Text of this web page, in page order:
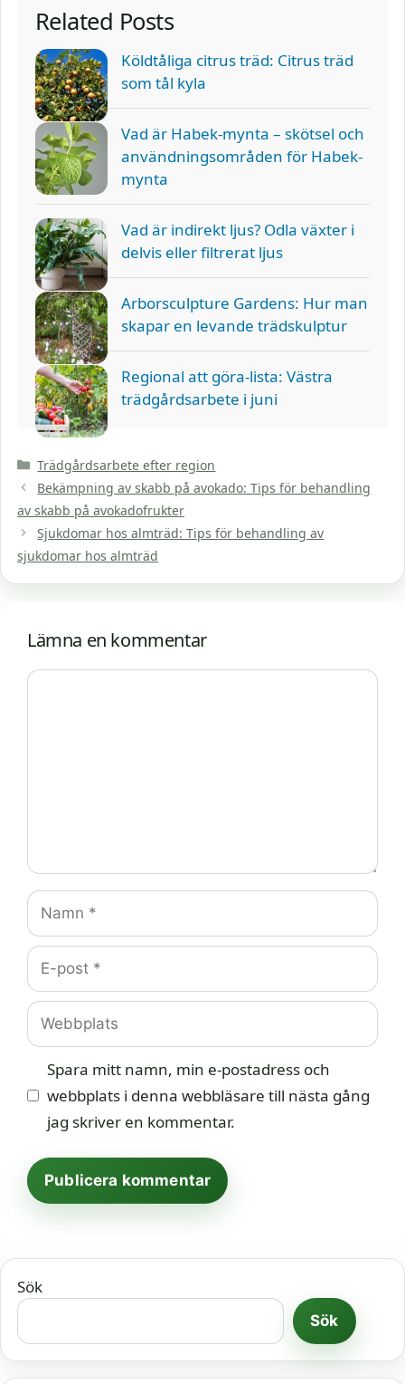
Related Posts
Köldtåliga citrus träd: Citrus träd
som tål kyla
Vad är Habek-mynta – skötsel och
användningsområden för Habek-
mynta
Vad är indirekt ljus? Odla växter i
delvis eller filtrerat ljus
Arborsculpture Gardens: Hur man
skapar en levande trädskulptur
Regional att göra-lista: Västra
trädgårdsarbete i juni
Kategorier
Trädgårdsarbete efter region
Bekämpning av skabb på avokado: Tips för behandling
av skabb på avokadofrukter
Sjukdomar hos almträd: Tips för behandling av
sjukdomar hos almträd
Lämna en kommentar
Kommentar
Namn
E-
post
Webbplats
Spara mitt namn, min e-postadress och
webbplats i denna webbläsare till nästa gång
jag skriver en kommentar.
Sök
Sök